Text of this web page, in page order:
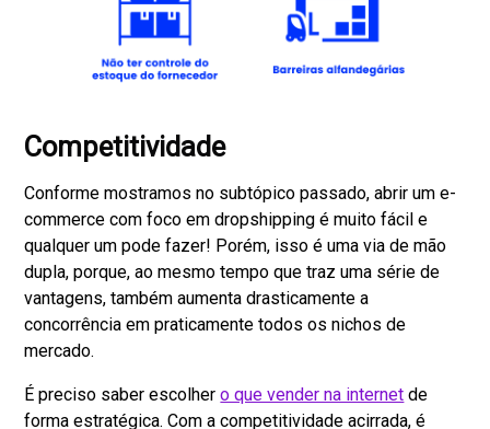
Competitividade
Conforme mostramos no subtópico passado, abrir um e-
commerce com foco em dropshipping é muito fácil e
qualquer um pode fazer! Porém, isso é uma via de mão
dupla, porque, ao mesmo tempo que traz uma série de
vantagens, também aumenta drasticamente a
concorrência em praticamente todos os nichos de
mercado.
É preciso saber escolhero que vender na internet de
forma estratégica. Com a competitividade acirrada, é